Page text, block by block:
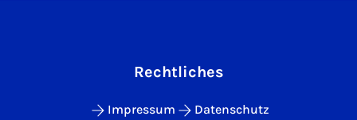
Rechtliches
Impressum
Datenschutz